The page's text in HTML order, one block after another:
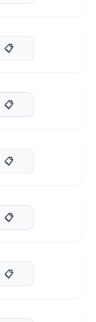
📋
📋
📋
📋
📋